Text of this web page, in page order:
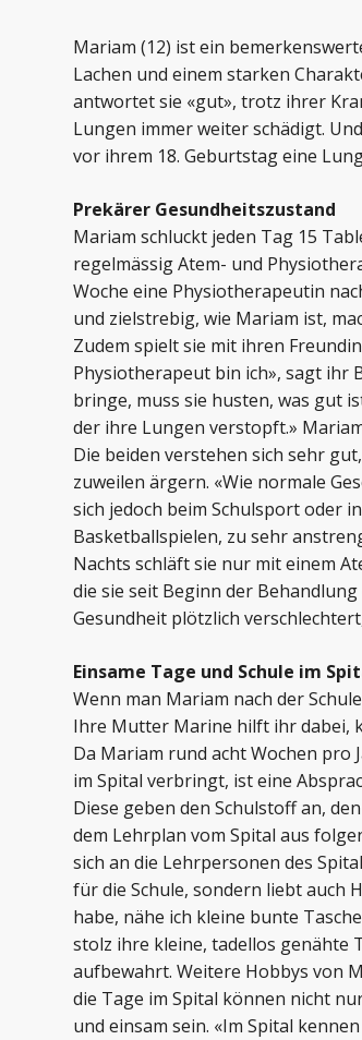
Mariam (12) ist ein
Lachen und einem starken
antwortet sie «gut», trotz ihrer
Lungen immer weiter schädigt.
vor ihrem 18. Geburtstag eine
Prekärer Gesundheitszustand
Mariam schluckt jeden Tag 15
regelmässig Atem- und
Woche eine Physiotherapeutin
und zielstrebig, wie Mariam ist,
Zudem spielt sie mit ihren
Physiotherapeut bin ich», sagt ihr
bringe, muss sie husten, was gut
der ihre Lungen verstopft.»
Die beiden verstehen sich sehr
zuweilen ärgern. «Wie normale
sich jedoch beim Schulsport oder
Basketballspielen, zu sehr
Nachts schläft sie nur mit einem
die sie seit Beginn der
Gesundheit plötzlich
Einsame Tage und Schule im
Wenn man Mariam nach der
Ihre Mutter Marine hilft ihr dabei,
Da Mariam rund acht Wochen
im Spital verbringt, ist eine
Diese geben den Schulstoff an,
dem Lehrplan vom Spital aus
sich an die Lehrpersonen des
für die Schule, sondern liebt auch
habe, nähe ich kleine bunte
stolz ihre kleine, tadellos genähte
aufbewahrt. Weitere Hobbys von
die Tage im Spital können nicht
und einsam sein. «Im Spital